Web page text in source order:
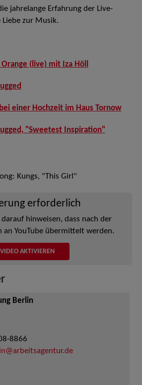
jahrelange Erfahrung der Live-
zur Musik.
(live) mit Iza Höll
einer Hochzeit im Haus Tornow
"Sweetest Inspiration"
Kungs, "This Girl"
erforderlich
hinweisen, dass nach der
an YouTube übermittelt werden.
VIDEO AKTIVIEREN
Berlin
8866